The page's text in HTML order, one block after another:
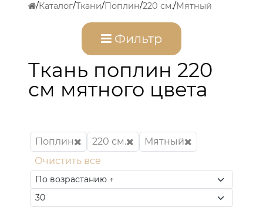
Каталог Ткани Поплин 220 см. Мятный
Фильтр
Ткань поплин 220
см мятного цвета
Поплин 220 см.
Мятный
Очистить все